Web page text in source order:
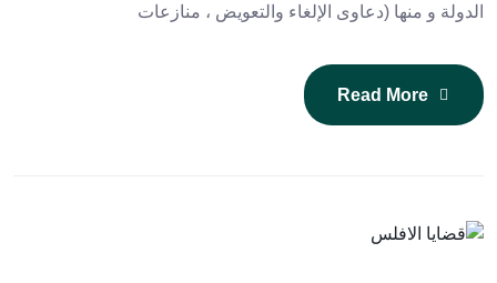
الدولة و منها (دعاوى الإلغاء والتعويض ، منازعات
Read More